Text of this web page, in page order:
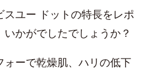
ユー ドットの特長をレポ
かがでしたでしょうか？
ォーで乾燥肌、ハリの低下